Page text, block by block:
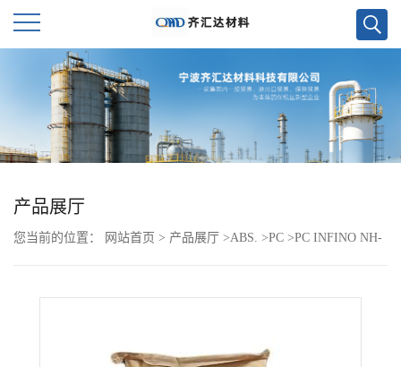
首
页
公
产品展厅
您当前的位置： 网站首页 > 产品展厅 >ABS. >PC >PC INFINO NH-